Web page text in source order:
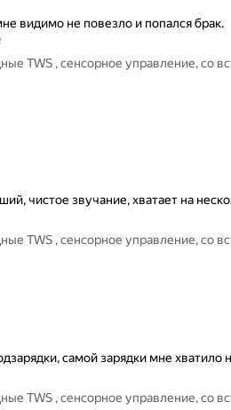
видимо не повезло и попался брак.
TWS , сенсорное управление, со
чистое звучание, хватает на
TWS , сенсорное управление, со
самой зарядки мне
TWS , сенсорное управление, со